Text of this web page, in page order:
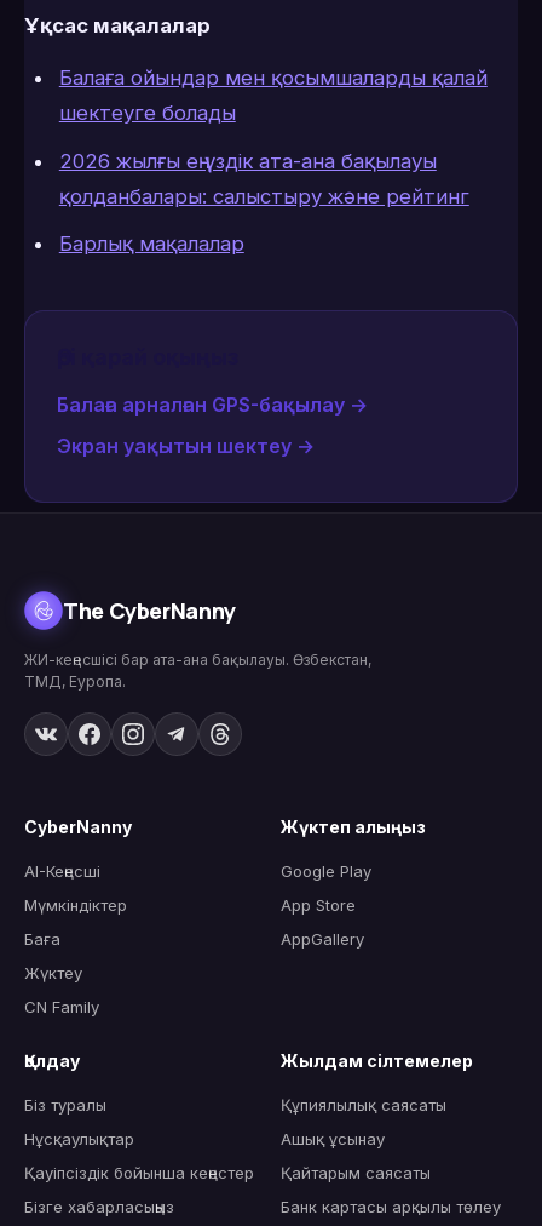
Ұқсас мақалалар
Балаға ойындар мен қосымшаларды қалай
шектеуге болады
2026 жылғы ең үздік ата-ана бақылауы
қолданбалары: салыстыру және рейтинг
Барлық мақалалар
Балаға арналған GPS-бақылау →
Экран уақытын шектеу →
The CyberNanny
ЖИ-кеңесшісі бар ата-ана бақылауы. Өзбекстан,
ТМД, Еуропа.
CyberNanny
AI-Кеңесші
Мүмкіндіктер
Баға
Жүктеу
CN Family
Жүктеп алыңыз
Google Play
App Store
AppGallery
Қолдау
Біз туралы
Нұсқаулықтар
Қауіпсіздік бойынша кеңестер
Бізге хабарласыңыз
Жылдам сілтемелер
Құпиялылық саясаты
Ашық ұсынау
Қайтарым саясаты
Банк картасы арқылы төлеу